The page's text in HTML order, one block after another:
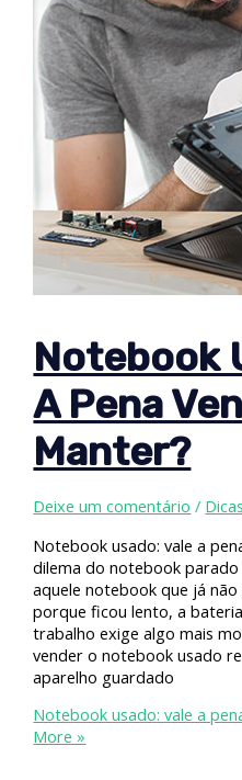
Notebook
A Pena
Manter?
Deixe um comentário / Dicas
Notebook usado: vale a
dilema do notebook
aquele notebook que já
porque ficou lento, a
trabalho exige algo mais
vender o notebook usado
aparelho guardado
Notebook usado: vale a
More »